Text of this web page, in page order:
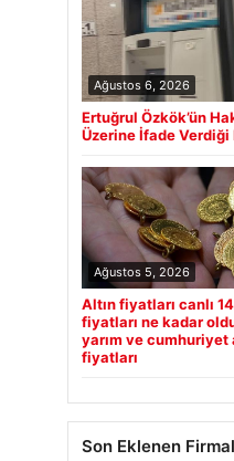
Ağustos 6, 2026
Ertuğrul Özkök’ün
Üzerine İfade
Ağustos 5, 2026
Altın fiyatları canlı
fiyatları ne kadar
yarım ve cumhuriyet
fiyatları
Son Eklenen